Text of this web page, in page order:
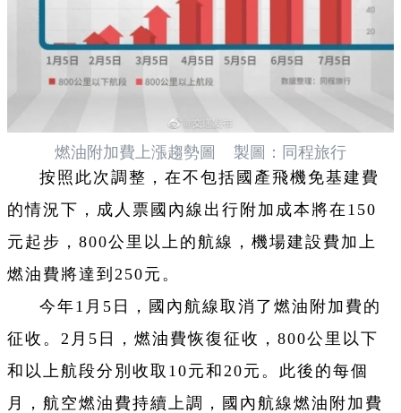
燃油附加費上漲趨勢圖 製圖：同程旅行
按照此次調整，在不包括國產飛機免基建費
的情況下，成人票國內線出行附加成本將在150
元起步，800公里以上的航線，機場建設費加上
燃油費將達到250元。
今年1月5日，國內航線取消了燃油附加費的
征收。2月5日，燃油費恢復征收，800公里以下
和以上航段分別收取10元和20元。此後的每個
月，航空燃油費持續上調，國內航線燃油附加費